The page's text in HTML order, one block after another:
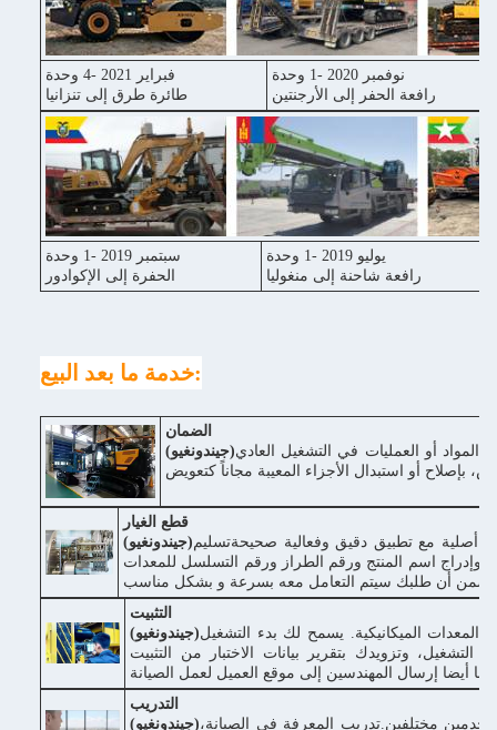
فبراير 2021 -4 وحدة
طائرة طرق إلى تنزانيا
نوفمبر 2020 -1 وحدة
رافعة الحفر إلى الأرجنتين
سبتمبر 2019 -1 وحدة
الحفرة إلى الإكوادور
يوليو 2019 -1 وحدة
رافعة شاحنة إلى منغوليا
خدمة ما بعد البيع:
الضمان
(جيندونغيو)حالة وجود عيوب في المواد أو العمليات في التشغيل العادي
قطع الغيار
(جيندونغيو)أصلية مع تطبيق دقيق وفعالية صحيحةتسليم
وإدراج اسم المنتج ورقم الطراز ورقم التسلسل للمعدات
التثبيت
(جيندونغيو)المعدات الميكانيكية. يسمح لك بدء التشغيل
التشغيل، وتزويدك بتقرير بيانات الاختبار من التثبيت
أيضا إرسال المهندسين إلى موقع العميل لعمل الصيانة
التدريب
(جيندونغيو)مختلفين.تدريب المعرفة في الصيانة،